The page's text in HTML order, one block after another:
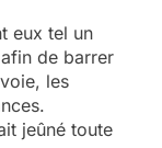
eux tel un
de barrer
les
jeûné toute